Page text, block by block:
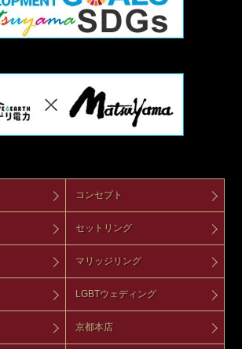
コンセプト
セットリング
マリッジリング
LGBTウェディング
京都本店